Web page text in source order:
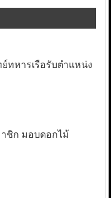
ทหารเรือรับตำแหน่ง
ชิก มอบดอกไม้